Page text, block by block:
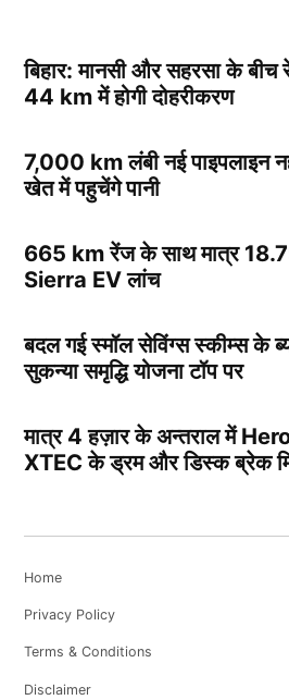
बिहार: मानसी और सहरसा के बीच
44 km में होगी दोहरीकरण
7,000 km लंबी नई पाइपलाइन
खेत में पहुचेंगे पानी
665 km रेंज के साथ मात्र
Sierra EV लांच
बदल गई स्मॉल सेविंग्स स्कीम्स के
सुकन्या समृद्धि योजना टॉप पर
मात्र 4 हज़ार के अन्तराल में
XTEC के ड्रम और डिस्क ब्रेक
Home
Privacy Policy
Terms & Conditions
Disclaimer